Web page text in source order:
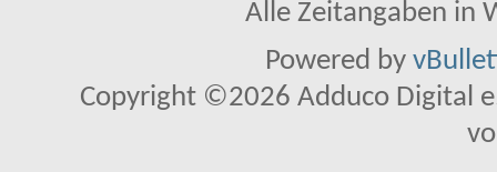
Alle Zeitangaben in
Powered by
Copyright ©2026 Adduco Digital